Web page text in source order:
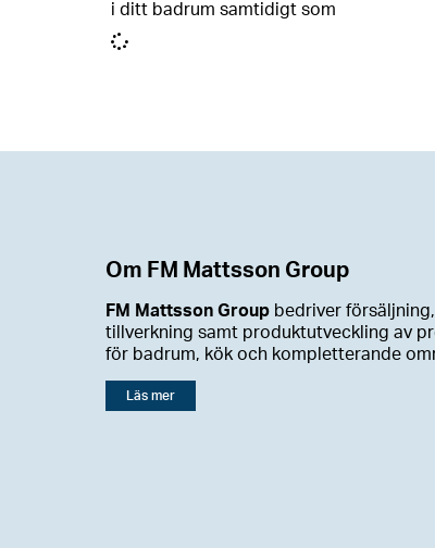
i ditt badrum samtidigt som
Om FM Mattsson Group
FM Mattsson Group bedriver försäljning,
tillverkning samt produktutveckling av
för badrum, kök och kompletterande
Läs mer